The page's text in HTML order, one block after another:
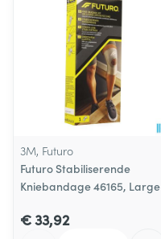
3M, Futuro
Futuro Stabiliserende
Kniebandage 46165, Large
€ 33,92